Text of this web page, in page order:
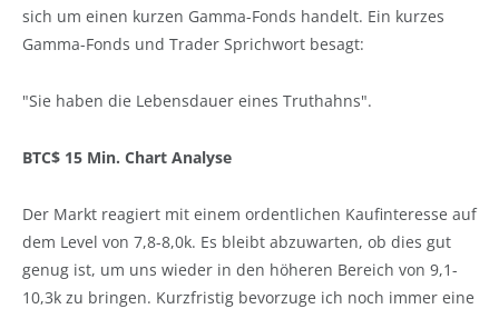
sich um einen kurzen Gamma-Fonds handelt. Ein kurzes
Gamma-Fonds und Trader Sprichwort besagt:
"Sie haben die Lebensdauer eines Truthahns".
BTC$ 15 Min. Chart Analyse
Der Markt reagiert mit einem ordentlichen Kaufinteresse auf
dem Level von 7,8-8,0k. Es bleibt abzuwarten, ob dies gut
genug ist, um uns wieder in den höheren Bereich von 9,1-
10,3k zu bringen. Kurzfristig bevorzuge ich noch immer eine